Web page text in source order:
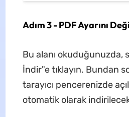
Adım 3 - PDF Ayarını
Bu alanı okuduğunuzda,
İndir"e tıklayın. Bundan
tarayıcı pencerenizde
otomatik olarak